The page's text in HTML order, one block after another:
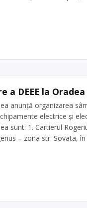
a DEEE la
anunţă organizarea
electrice şi
sunt: 1. Cartierul
– zona str.